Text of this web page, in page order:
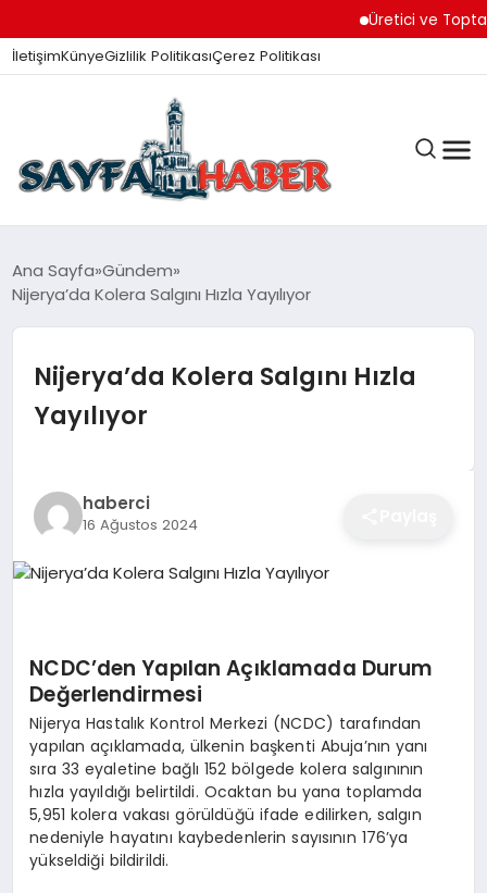
Üretici ve
İletişimKünyeGizlilik PolitikasıÇerez Politikası
ANA SAYFA
İZMIR HABERLERI
EĞITIM
EKONOMI
SAĞLIK
SPOR
YAŞAM
Ana Sayfa Gündem
Nijerya’da Kolera Salgını Hızla Yayılıyor
Nijerya’da Kolera Salgını Hızla
Yayılıyor
haberci
16 Ağustos 2024
NCDC’den Yapılan Açıklamada Durum
Değerlendirmesi
Nijerya Hastalık Kontrol Merkezi (NCDC) tarafından
yapılan açıklamada, ülkenin başkenti Abuja’nın yanı
sıra 33 eyaletine bağlı 152 bölgede kolera salgınının
hızla yayıldığı belirtildi. Ocaktan bu yana toplamda
5,951 kolera vakası görüldüğü ifade edilirken, salgın
nedeniyle hayatını kaybedenlerin sayısının 176’ya
yükseldiği bildirildi.